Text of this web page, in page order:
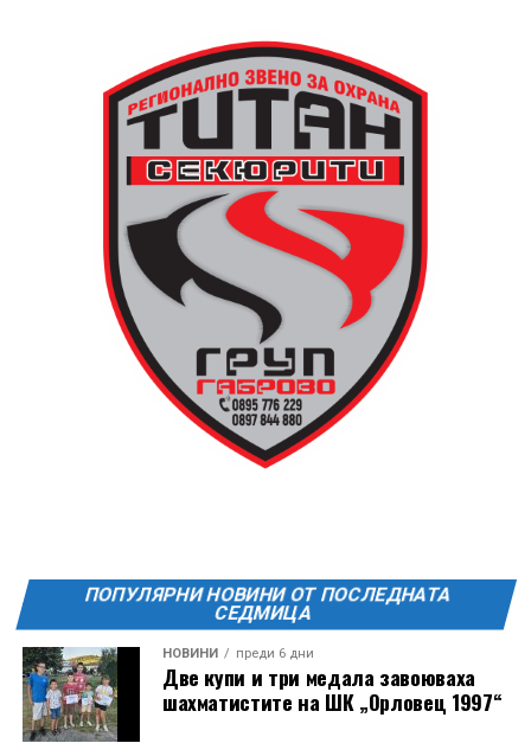
ПОПУЛЯРНИ НОВИНИ ОТ ПОСЛЕДНАТА
СЕДМИЦА
НОВИНИ преди 6 дни
Две купи и три медала завоюваха
шахматистите на ШК „Орловец 1997“